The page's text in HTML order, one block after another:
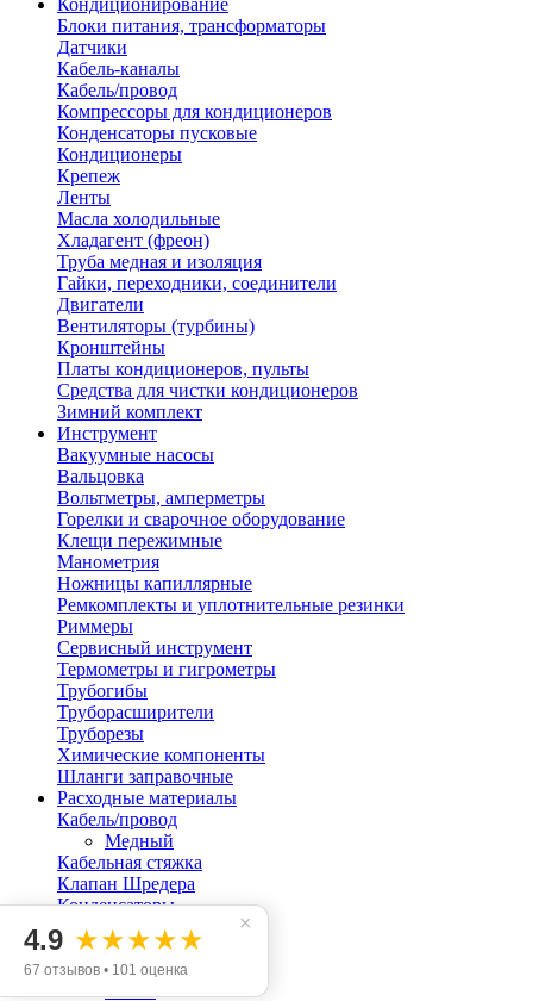
Кондиционирование
Блоки питания, трансформаторы
Датчики
Кабель-каналы
Кабель/провод
Компрессоры для кондиционеров
Конденсаторы пусковые
Кондиционеры
Крепеж
Ленты
Масла холодильные
Хладагент (фреон)
Труба медная и изоляция
Гайки, переходники, соединители
Двигатели
Вентиляторы (турбины)
Кронштейны
Платы кондиционеров, пульты
Средства для чистки кондиционеров
Зимний комплект
Инструмент
Вакуумные насосы
Вальцовка
Вольтметры, амперметры
Горелки и сварочное оборудование
Клещи пережимные
Манометрия
Ножницы капиллярные
Ремкомплекты и уплотнительные резинки
Риммеры
Сервисный инструмент
Термометры и гигрометры
Трубогибы
Труборасширители
Труборезы
Химические компоненты
Шланги заправочные
Расходные материалы
Кабель/провод
Медный
Кабельная стяжка
Клапан Шредера
Конденсаторы
Контакторы
Крепеж
Анкеры
×
4.9 ★★★★★
67 отзывов • 101 оценка